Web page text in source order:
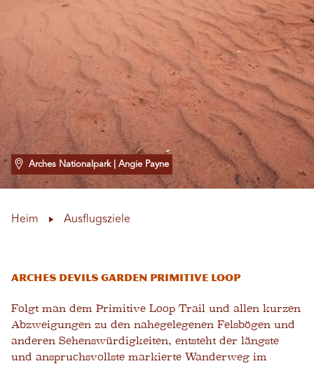
Arches Nationalpark | Angie Payne
Heim Ausflugsziele
Arches Devils Garden Primitive Loop
Folgt man dem Primitive Loop Trail und allen kurzen
Abzweigungen zu den nahegelegenen Felsbögen und
anderen Sehenswürdigkeiten, entsteht der längste
und anspruchsvollste markierte Wanderweg im